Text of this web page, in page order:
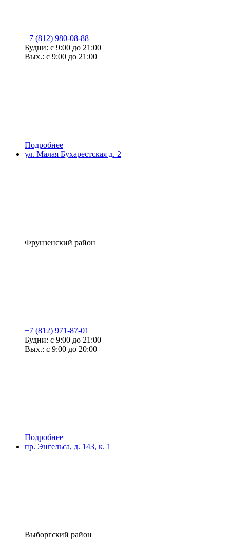
+7 (812) 980-08-88
Будни: с 9:00 до 21:00
Вых.: с 9:00 до 21:00
Подробнее
ул. Малая Бухарестская д. 2
Фрунзенский район
+7 (812) 971-87-01
Будни: с 9:00 до 21:00
Вых.: с 9:00 до 20:00
Подробнее
пр. Энгельса, д. 143, к. 1
Выборгский район